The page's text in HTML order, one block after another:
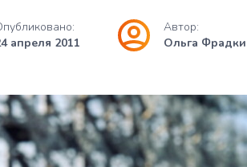
апреля 2011
Автор:
Ольга